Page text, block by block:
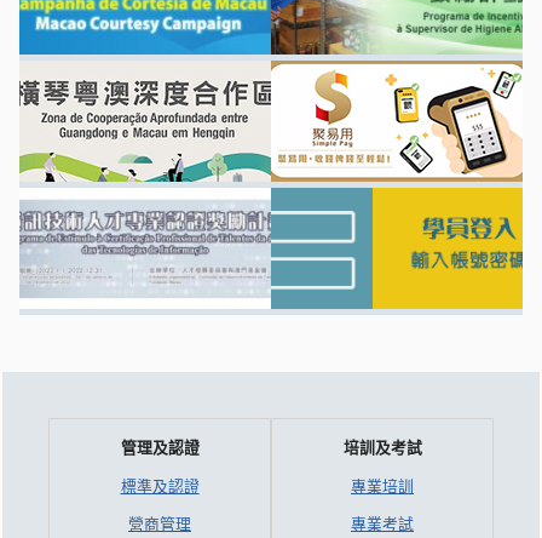
管理及認證
標準及認證
營商管理
培訓及考試
專業培訓
專業考試